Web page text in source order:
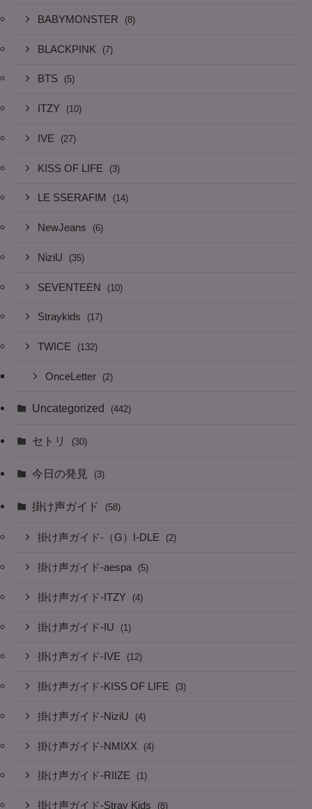
BABYMONSTER (8)
BLACKPINK (7)
BTS (5)
ITZY (10)
IVE (27)
KISS OF LIFE (3)
LE SSERAFIM (14)
NewJeans (6)
NiziU (35)
SEVENTEEN (10)
Straykids (17)
TWICE (132)
OnceLetter (2)
Uncategorized (442)
セトリ (30)
今日の発見 (3)
掛け声ガイド (58)
掛け声ガイド-（G）I-DLE (2)
掛け声ガイド-aespa (5)
掛け声ガイド-ITZY (4)
掛け声ガイド-IU (1)
掛け声ガイド-IVE (12)
掛け声ガイド-KISS OF LIFE (3)
掛け声ガイド-NiziU (4)
掛け声ガイド-NMIXX (4)
掛け声ガイド-RIIZE (1)
掛け声ガイド-Stray Kids (8)